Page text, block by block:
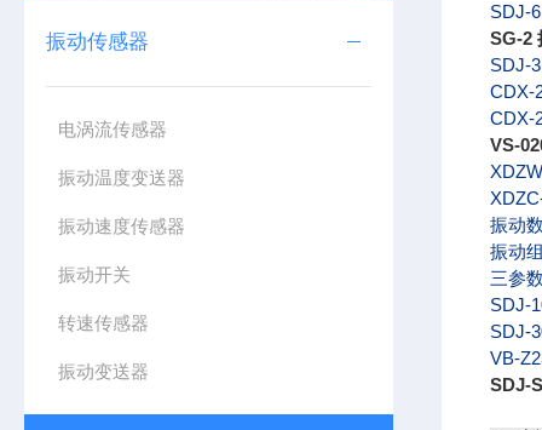
振动传感器
电涡流传感器
振动温度变送器
振动速度传感器
振动开关
转速传感器
振动变送器
SDJ-
SG-2
SDJ-
CDX-
CDX-
VS-
振动
振动
三参
SDJ-
SDJ-
VB-
SDJ-